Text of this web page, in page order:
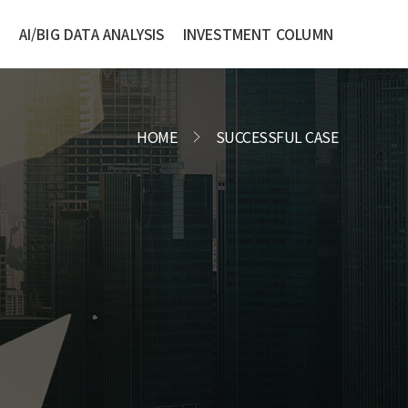
AI/BIG DATA ANALYSIS INVESTMENT COLUMN
HOME SUCCESSFUL CASE